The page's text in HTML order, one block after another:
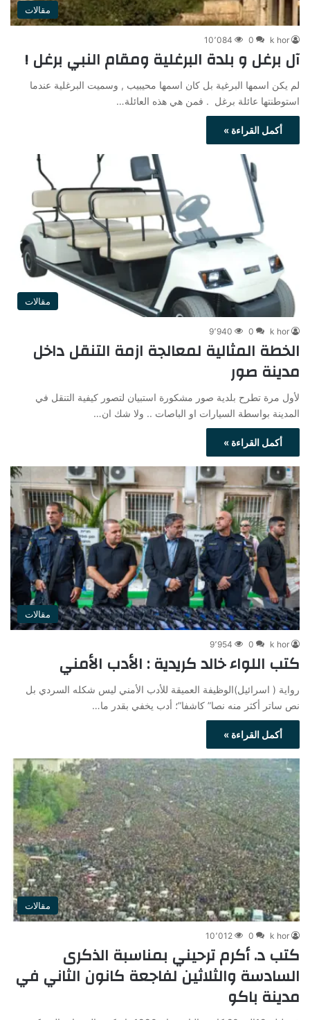
مقالات
k hor
0 10٬084
آل برغل و بلدة البرغلية ومقام النبي برغل !
لم يكن اسمها البرغية بل كان اسمها محيبيب , وسميت البرغلية عندما
استوطنتها عائلة برغل . فمن هي هذه العائلة…
أكمل القراءة »
مقالات
k hor
0 9٬940
الخطة المثالية لمعالجة ازمة التنقل داخل
مدينة صور
لأول مرة تطرح بلدية صور مشكورة استبيان لتصور كيفية التنقل في
المدينة بواسطة السيارات او الباصات .. ولا شك ان…
أكمل القراءة »
مقالات
k hor
0 9٬954
كتب اللواء خالد كريدية : الأدب الأمني
رواية ( اسرائيل)الوظيفة العميقة للأدب الأمني ليس شكله السردي بل
نص ساتر أكثر منه نصا” كاشفا”؛ أدب يخفي بقدر ما…
أكمل القراءة »
مقالات
k hor
0 10٬012
كتب د. أكرم ترحيني بمناسبة الذكرى
السادسة والثلاثين لفاجعة كانون الثاني في
مدينة باكو